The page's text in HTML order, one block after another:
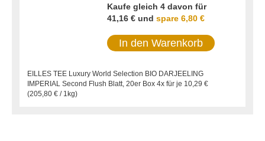
Kaufe gleich 4 davon für
41,16 €und spare 6,80 €
In den Warenkorb
EILLES TEE Luxury World Selection BIO DARJEELING
IMPERIAL Second Flush Blatt, 20er Box 4x für je 10,29 €
(205,80 € / 1kg)